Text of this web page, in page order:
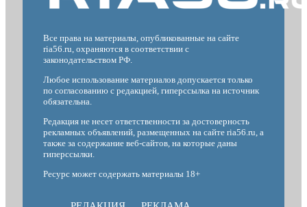
Все права на материалы, опубликованные на сайте
ria56.ru, охраняются в соответствии с
законодательством РФ.
Любое использование материалов допускается только
по согласованию с редакцией, гиперссылка на источник
обязательна.
Редакция не несет ответственности за достоверность
рекламных объявлений, размещенных на сайте ria56.ru, а
также за содержание веб-сайтов, на которые даны
гиперссылки.
Ресурс может содержать материалы 18+